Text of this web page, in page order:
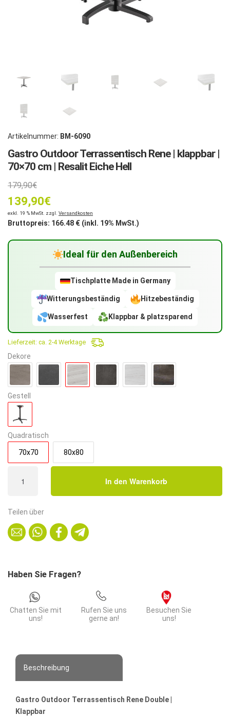
Artikelnummer: BM-6090
Gastro Outdoor Terrassentisch Rene | klappbar |
70×70 cm | Resalit Eiche Hell
179,90€Ursprünglicher
Preis
war:
179,90€
139,90€
Aktueller
Preis
139,90€.
exkl. 19 % MwSt. zzgl. Versandkosten
Bruttopreis: 166.48 € (inkl. 19% MwSt.)
Ideal für den Außenbereich
Tischplatte Made in Germany
Witterungsbeständig Hitzebeständig
Wasserfest Klappbar & platzsparend
Lieferzeit: ca. 2-4 Werktage
Dekore
Gestell
Quadratisch
70x70 80x80
Outdoor
Terrassentisch
klappbar
|
Hell
In den Warenkorb
Teilen über
Haben Sie Fragen?
Chatten Sie mit
uns!
Rufen Sie uns
gerne an!
Besuchen Sie
uns!
Beschreibung
Gastro Outdoor Terrassentisch Rene Double |
Klappbar